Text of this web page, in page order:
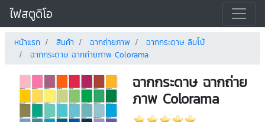
ไฟสตูดิโอ
หน้าแรก สินค้า ฉากถ่ายภาพ
ฉากกระดาษ ลิมโบ้
ฉากกระดาษ ฉากถ่ายภาพ Colorama
ฉากกระดาษ ฉากถ่าย
ภาพ Colorama